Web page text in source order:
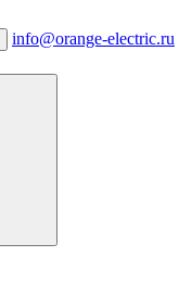
info@orange-electric.ru